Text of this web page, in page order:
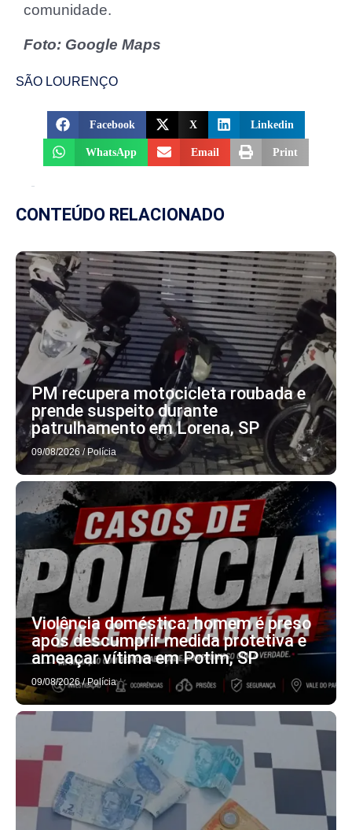
comunidade.
Foto: Google Maps
SÃO LOURENÇO
Facebook X Linkedin
WhatsApp Email Print
CONTEÚDO RELACIONADO
PM recupera motocicleta roubada e
prende suspeito durante
patrulhamento em Lorena, SP
09/08/2026 / Polícia
Violência doméstica: homem é preso
após descumprir medida protetiva e
ameaçar vítima em Potim, SP
09/08/2026 / Polícia